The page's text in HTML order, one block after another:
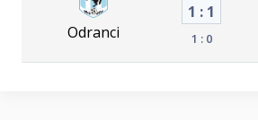
Odranci
1 : 1
1 : 0